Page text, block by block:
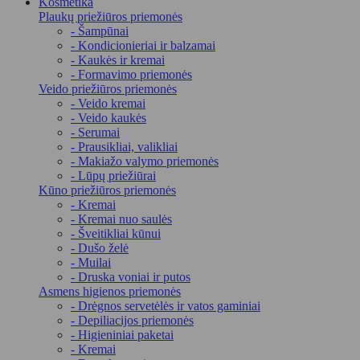
Plaukų priežiūros priemonės
- Šampūnai
- Kondicionieriai ir balzamai
- Kaukės ir kremai
- Formavimo priemonės
Veido priežiūros priemonės
- Veido kremai
- Veido kaukės
- Serumai
- Prausikliai, valikliai
- Makiažo valymo priemonės
- Lūpų priežiūrai
Kūno priežiūros priemonės
- Kremai
- Kremai nuo saulės
- Šveitikliai kūnui
- Dušo želė
- Muilai
- Druska voniai ir putos
Asmens higienos priemonės
- Drėgnos servetėlės ir vatos gaminiai
- Depiliacijos priemonės
- Higieniniai paketai
- Kremai